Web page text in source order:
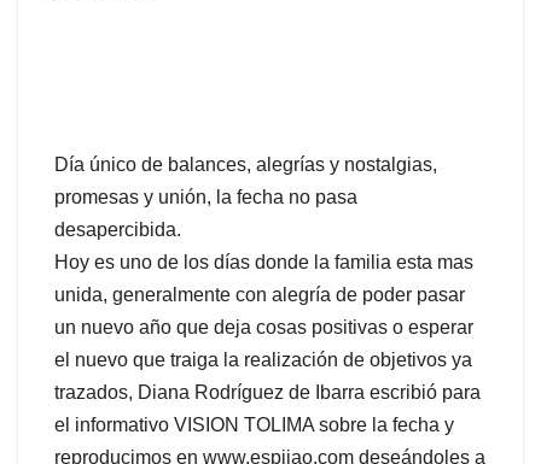
Día único de balances, alegrías y nostalgias,
promesas y unión, la fecha no pasa
desapercibida.
Hoy es uno de los días donde la familia esta mas
unida, generalmente con alegría de poder pasar
un nuevo año que deja cosas positivas o esperar
el nuevo que traiga la realización de objetivos ya
trazados, Diana Rodríguez de Ibarra escribió para
el informativo VISION TOLIMA sobre la fecha y
reproducimos en www.espijao.com deseándoles a